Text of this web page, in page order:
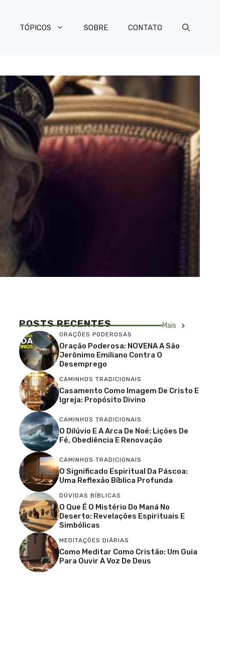
TÓPICOS SOBRE CONTATO
POSTS RECENTES Mais
ORAÇÕES PODEROSAS
Oração Poderosa: NOVENA A São
Jerônimo Emiliano Contra O
Desemprego
CAMINHOS TRADICIONAIS
Casamento Como Imagem De Cristo E
Igreja: Propósito Divino
CAMINHOS TRADICIONAIS
O Dilúvio E A Arca De Noé: Lições De
Fé, Obediência E Renovação
CAMINHOS TRADICIONAIS
O Significado Espiritual Da Páscoa:
Uma Reflexão Bíblica Profunda
DÚVIDAS BÍBLICAS
O Que É O Mistério Do Maná No
Deserto: Revelações Espirituais E
Simbólicas
MEDITAÇÕES DIÁRIAS
Como Meditar Como Cristão: Um Guia
Para Ouvir A Voz De Deus